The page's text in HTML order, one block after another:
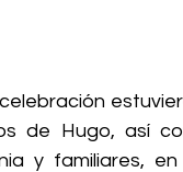
de Hugo, así
y familiares,